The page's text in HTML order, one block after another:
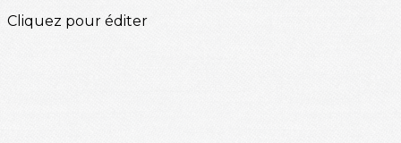
Cliquez pour éditer